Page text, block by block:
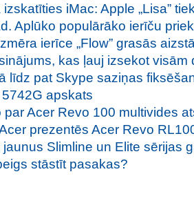
iMac: Apple „Lisa”
Aplūko populārāko ierīču
ierīce „Flow” grasās
kas ļauj izsekot
līdz pat Skype saziņas
apskats
par Acer Revo 100 multivides
prezentēs Acer Revo
Slimline un Elite sērijas
stāstīt pasakas?